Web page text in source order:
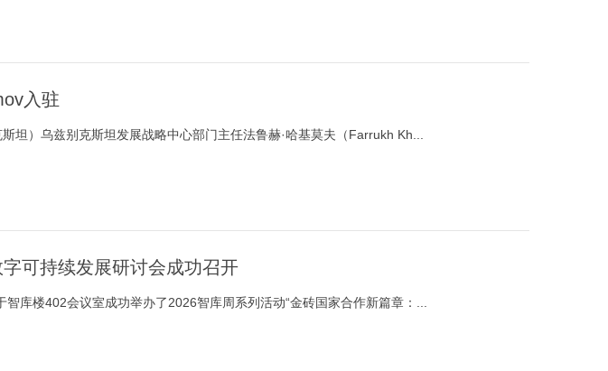
入驻
坦）乌兹别克斯坦发展战略中心部门主任法鲁赫·哈基莫夫（Farrukh Kh...
可持续发展研讨会成功召开
库楼402会议室成功举办了2026智库周系列活动“金砖国家合作新篇章：...